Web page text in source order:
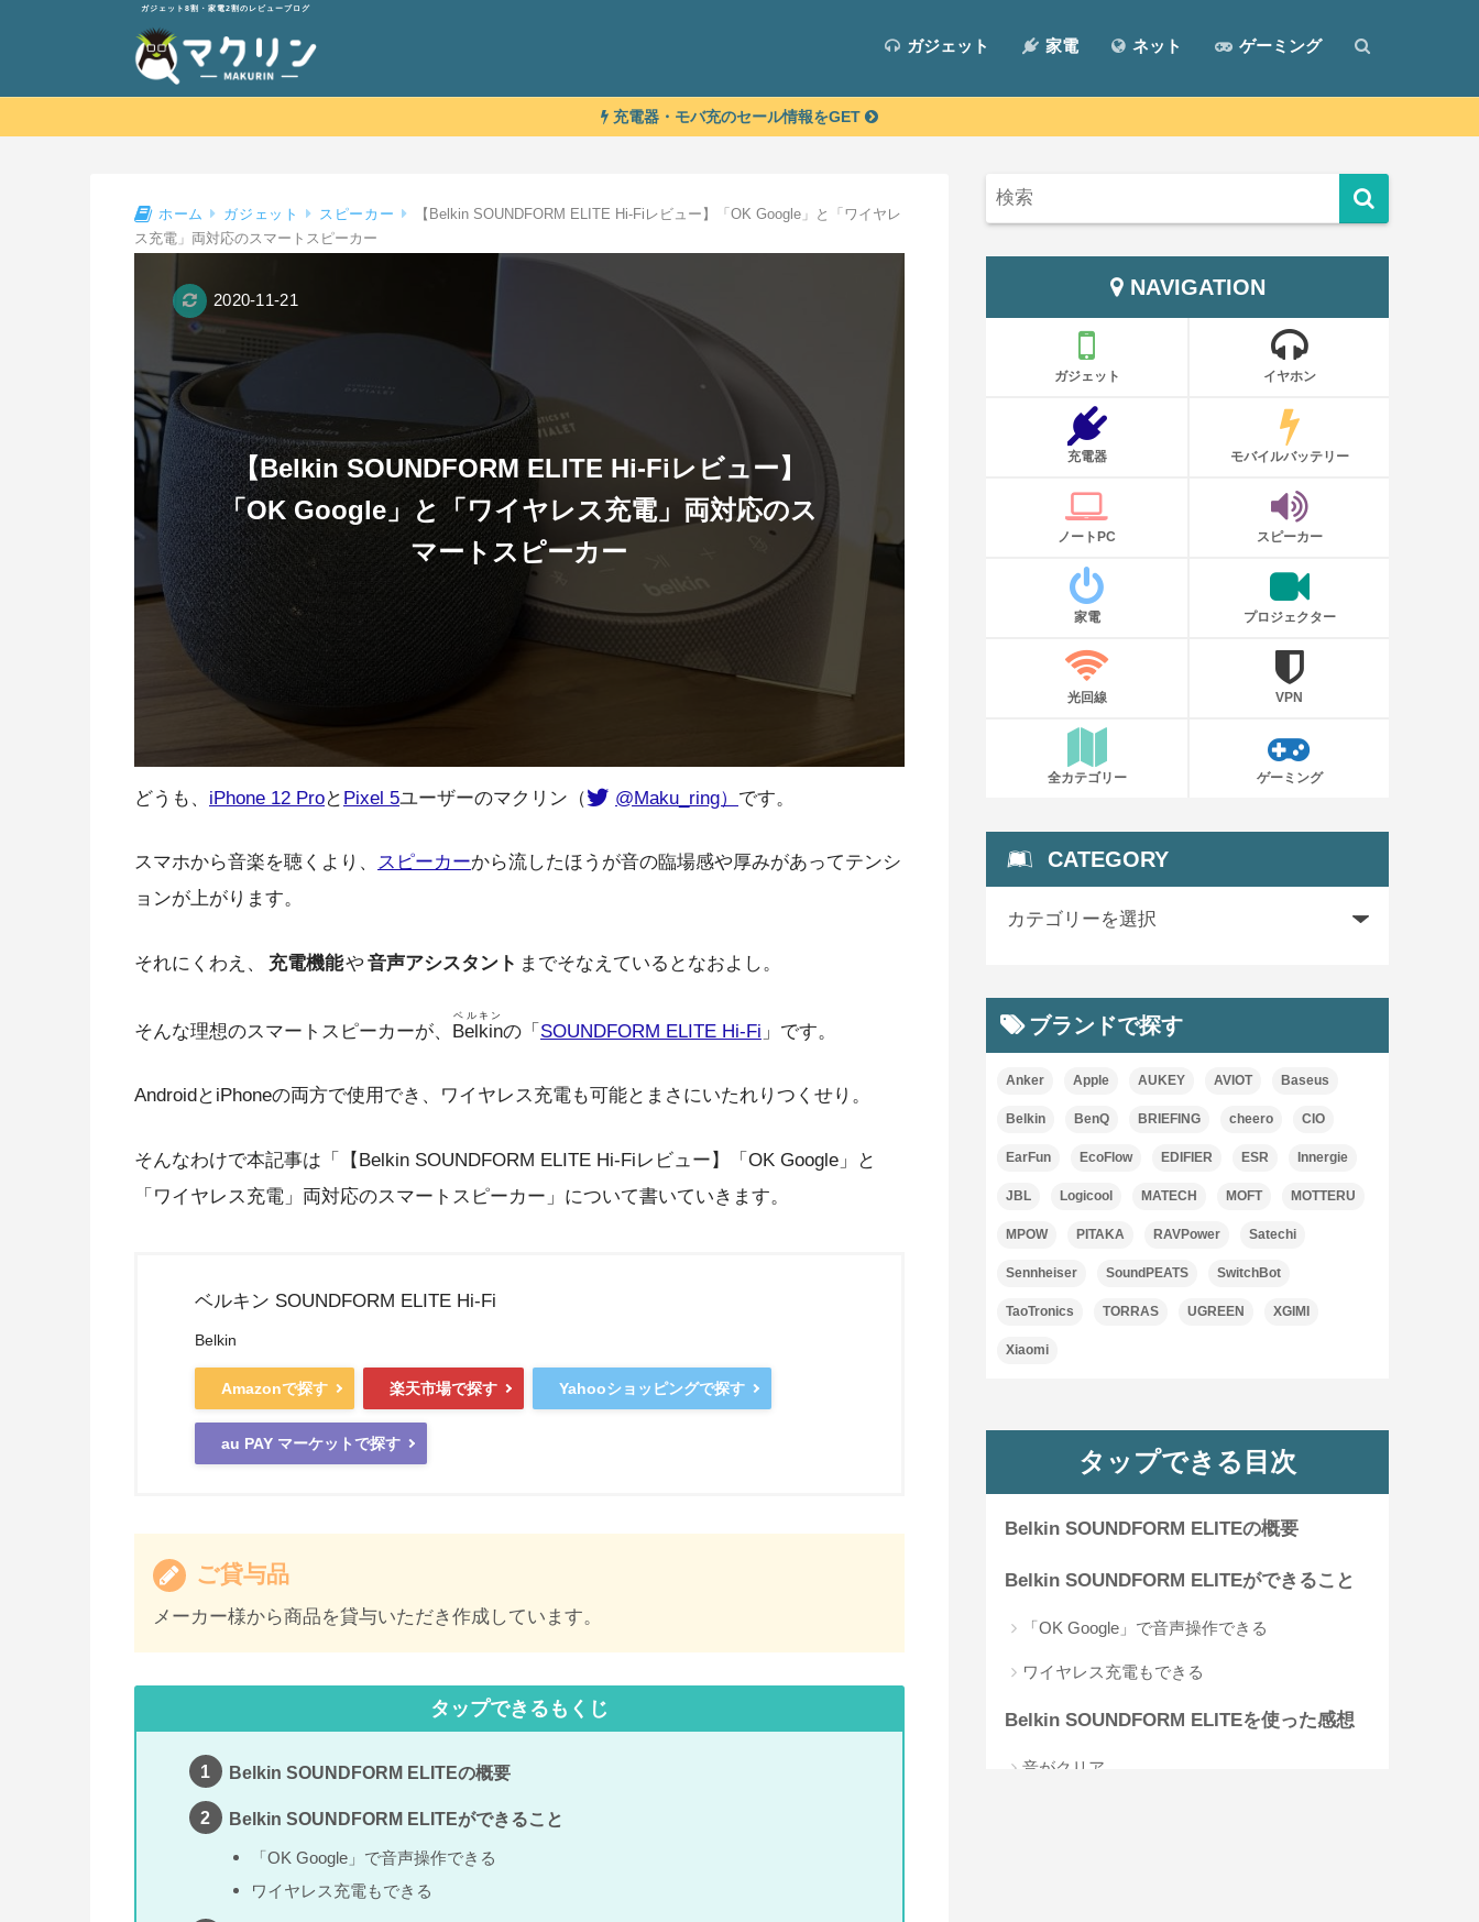
ガジェット8割・家電2割のレビューブログ
ガジェット 家電 ネット ゲーミング
充電器・モバ充のセール情報をGET
ホーム ガジェット スピーカー
【Belkin SOUNDFORM ELITE Hi-Fiレビュー】「OK Google」と「ワイヤレ
ス充電」両対応のスマートスピーカー
【Belkin SOUNDFORM ELITE Hi-Fiレビュー】
「OK Google」と「ワイヤレス充電」両対応のス
マートスピーカー
2020-11-21
どうも、 iPhone 12 Proと Pixel 5ユーザーのマクリン（ @Maku_ring） です。
スマホから音楽を聴くより、 スピーカーから流したほうが音の臨場感や厚みがあってテンシ
ョンが上がります。
それにくわえ、 充電機能や音声アシスタント までそなえているとなおよし。
そんな理想のスマートスピーカーが、 Belkin
ベルキン
の「 SOUNDFORM ELITE Hi-Fi 」です。
AndroidとiPhoneの両方で使用でき、ワイヤレス充電も可能とまさにいたれりつくせり。
そんなわけで本記事は「【Belkin SOUNDFORM ELITE Hi-Fiレビュー】「OK Google」と
「ワイヤレス充電」両対応のスマートスピーカー」について書いていきます。
ベルキン SOUNDFORM ELITE Hi-Fi
Belkin
Amazonで探す 楽天市場で探す Yahooショッピングで探す
au PAY マーケットで探す
ご貸与品
メーカー様から商品を貸与いただき作成しています。
NAVIGATION
ガジェット イヤホン
充電器 モバイルバッテリー
ノートPC スピーカー
家電 プロジェクター
光回線 VPN
全カテゴリー ゲーミング
CATEGORY
ブランドで探す
Anker Apple AUKEY AVIOT Baseus
Belkin BenQ BRIEFING cheero CIO
EarFun EcoFlow EDIFIER ESR Innergie
JBL Logicool MATECH MOFT MOTTERU
MPOW PITAKA RAVPower Satechi
Sennheiser SoundPEATS SwitchBot
TaoTronics TORRAS UGREEN XGIMI
Xiaomi
タップできる目次